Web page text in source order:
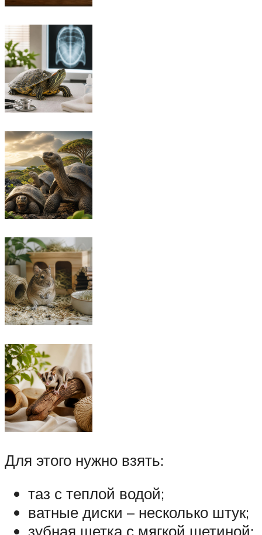
Для этого нужно взять:
таз с теплой водой;
ватные диски – несколько штук;
зубная щетка с мягкой щетиной;